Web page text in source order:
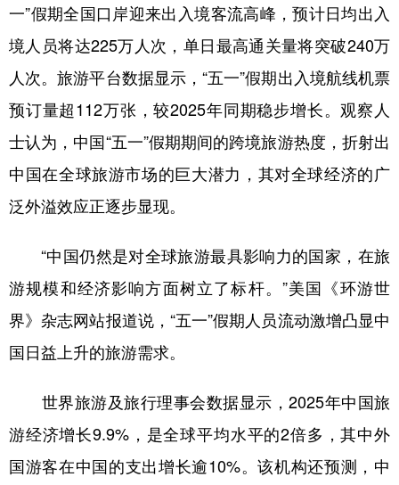
一”假期全国口岸迎来出入境客流高峰，预计日均出入
境人员将达225万人次，单日最高通关量将突破240万
人次。旅游平台数据显示，“五一”假期出入境航线机票
预订量超112万张，较2025年同期稳步增长。观察人
士认为，中国“五一”假期期间的跨境旅游热度，折射出
中国在全球旅游市场的巨大潜力，其对全球经济的广
泛外溢效应正逐步显现。
“中国仍然是对全球旅游最具影响力的国家，在旅
游规模和经济影响方面树立了标杆。”美国《环游世
界》杂志网站报道说，“五一”假期人员流动激增凸显中
国日益上升的旅游需求。
世界旅游及旅行理事会数据显示，2025年中国旅
游经济增长9.9%，是全球平均水平的2倍多，其中外
国游客在中国的支出增长逾10%。该机构还预测，中